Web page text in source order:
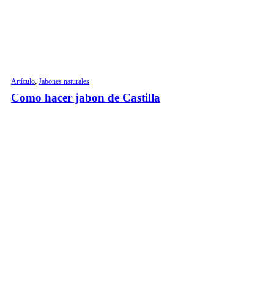
Artículo, Jabones naturales
Como hacer jabon de Castilla